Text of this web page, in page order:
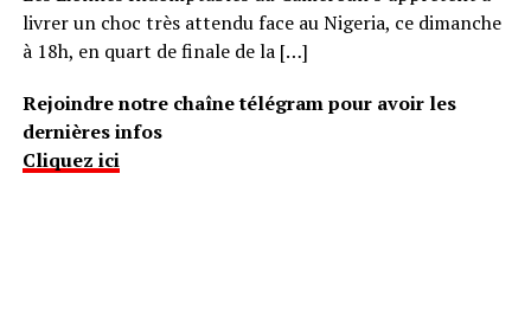
livrer un choc très attendu face au Nigeria, ce dimanche
à 18h, en quart de finale de la […]
Rejoindre notre chaîne télégram pour avoir les
dernières infos
Cliquez ici